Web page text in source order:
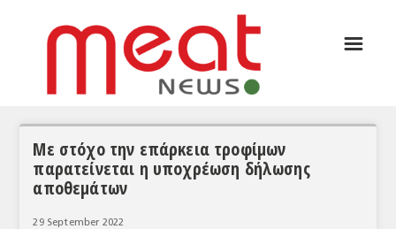
ΣΥΝΕΝΤΕΥΞΕΙΣ
☰
Με στόχο την επάρκεια τροφίμων
παρατείνεται η υποχρέωση δήλωσης
αποθεμάτων
29 September 2022